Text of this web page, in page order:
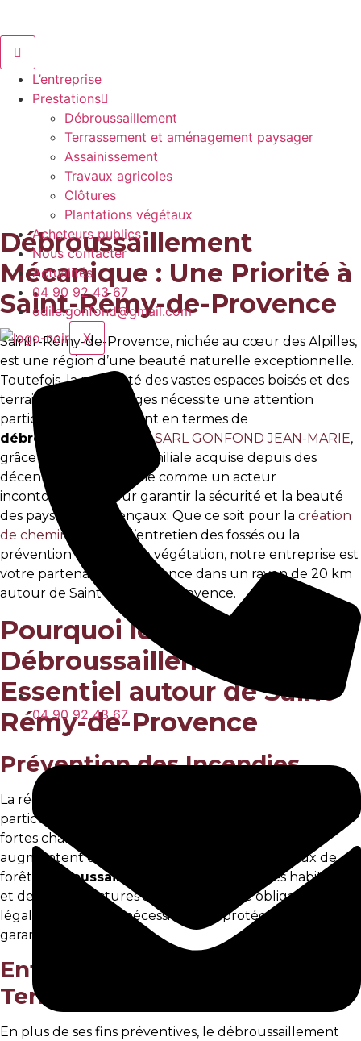
contenu
L’entreprise
Prestations
Débroussaillement
Terrassement et aménagement paysager
Assainissement
Travaux agricoles
Clôtures
Plantations végétaux
Acheteurs publics
Nous contacter
Actualités
04 90 92 43 67
odile.gonfond@gmail.com
X
04 90 92 43 67
Débroussaillement
mécanique autour
de Saint-Rémy-de-
Provence
Débroussaillement mécanique autour de
Saint-Rémy-de-Provence
Débroussaillement
Mécanique : Une Priorité à
Saint-Rémy-de-Provence
Saintr-Rémy-de-Provence, nichée au cœur des Alpilles,
est une région d’une beauté naturelle exceptionnelle.
Toutefois, la proximité des vastes espaces boisés et des
terrains parfois sauvages nécessite une attention
particulière, notamment en termes de
débroussaillement
. LaSARL GONFOND JEAN-MARIE,
grâce à son expertise familiale acquise depuis des
décennies, se positionne comme un acteur
incontournable pour garantir la sécurité et la beauté
des paysages provençaux. Que ce soit pour la création
de chemins d’accès
, l’entretien des fossés ou la
prévention des feux de végétation, notre entreprise est
votre partenaire de confiance dans un rayon de 20 km
autour de Saint-Rémy-de-Provence.
Pourquoi le
Débroussaillement est
Essentiel autour de Saint-
Rémy-de-Provence
Prévention des Incendies
La région de Saint-Rémy-de-Provence est
particulièrement vulnérable aux incendies en été. Les
fortes chaleurs combinées à la végétation dense
augmentent considérablement le risque de feux de
forêt.
Débroussailler
les terrains autour des habitations
et des infrastructures agricoles est une obligation
légale ainsi qu’une nécessité pour protéger vos biens et
garantir votre sécurité.
Entretien et Valorisation des
Terrains
En plus de ses fins préventives, le débroussaillement